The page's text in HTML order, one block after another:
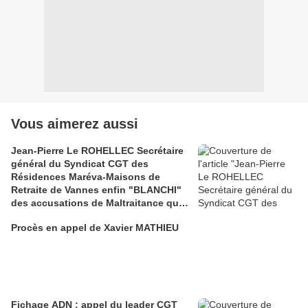
Vous aimerez aussi
Jean-Pierre Le ROHELLEC Secrétaire
général du Syndicat CGT des
Résidences Maréva-Maisons de
Retraite de Vannes enfin "BLANCHI"
des accusations de Maltraitance qui
Procès en appel de Xavier MATHIEU
Fichage ADN : appel du leader CGT